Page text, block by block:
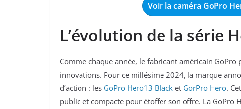
Voir la caméra GoPro
L’évolution de la série
Comme chaque année, le fabricant américain
innovations. Pour ce millésime 2024, la marque
d’action : les GoPro Hero13 Black et GorPro Hero.
public et compacte pour étoffer son offre. La GoPro